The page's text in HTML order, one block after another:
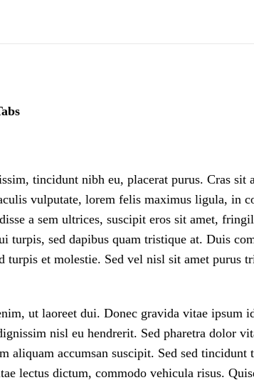
tincidunt nibh eu, placerat purus. Cras
vulputate, lorem felis maximus ligula, in
a sem ultrices, suscipit eros sit amet,
turpis, sed dapibus quam tristique at. Duis
turpis et molestie. Sed vel nisl sit amet purus
ut laoreet dui. Donec gravida vitae ipsum
nisl eu hendrerit. Sed pharetra dolor
aliquam accumsan suscipit. Sed sed
lectus dictum, commodo vehicula risus.